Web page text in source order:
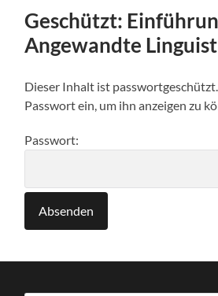
Geschützt:
Angewandte
Dieser Inhalt ist
Passwort ein, um ihn anzeigen zu
Passwort: